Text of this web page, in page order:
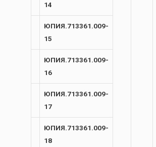
14
ЮПИЯ.713361.009-
15
ЮПИЯ.713361.009-
16
ЮПИЯ.713361.009-
17
ЮПИЯ.713361.009-
18